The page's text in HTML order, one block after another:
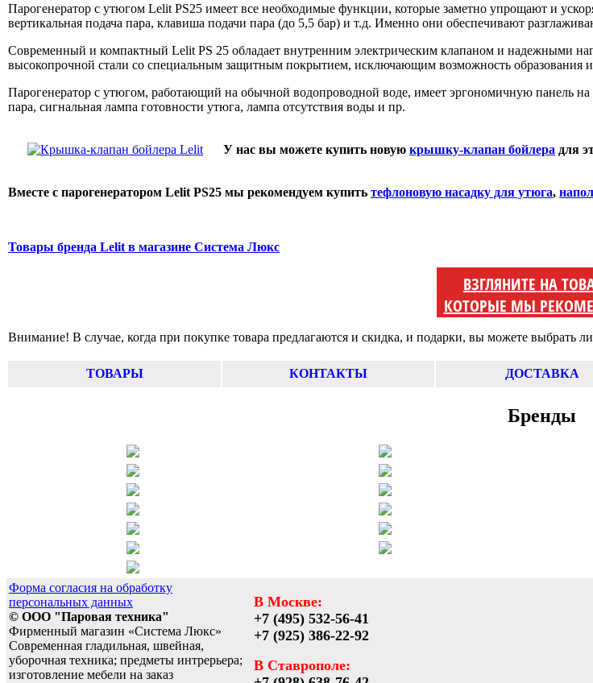
Парогенератор с утюгом Lelit PS25 имеет все необходимые функции, которые заметно упрощают и
вертикальная подача пара, клавиша подачи пара (до 5,5 бар) и т.д. Именно они обеспечивают
Современный и компактный Lelit PS 25 обладает внутренним электрическим клапаном и надежными
высокопрочной стали со специальным защитным покрытием, исключающим возможность образования
Парогенератор с утюгом, работающий на обычной водопроводной воде, имеет эргономичную панель
пара, сигнальная лампа готовности утюга, лампа отсутствия воды и пр.
У нас вы можете купить новую крышку-клапан бойлера для
Вместе с парогенератором Lelit PS25 мы рекомендуем купить тефлоновую насадку для утюга,
Товары бренда Lelit в магазине Система Люкс
ВЗГЛЯНИТЕ НА
КОТОРЫЕ МЫ
Внимание! В случае, когда при покупке товара предлагаются и скидка, и подарки, вы можете выбрать
ТОВАРЫ КОНТАКТЫ ДОСТАВКА
Бренды
Форма согласия на обработку
персональных данных
© ООО "Паровая техника"
Фирменный магазин «Система Люкс»
Современная гладильная, швейная,
уборочная техника; предметы интрерьера;
изготовление мебели на заказ
В Москве:
+7 (495) 532-56-41
+7 (925) 386-22-92
В Ставрополе: